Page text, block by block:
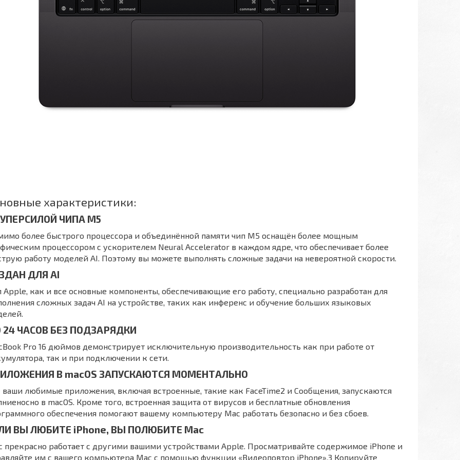
характеристики:
ЧИПА M5
более быстрого процессора и объединённой памяти чип M5 оснащён более мощным
процессором с ускорителем Neural Accelerator в каждом ядре, что обеспечивает более
работу моделей AI. Поэтому вы можете выполнять сложные задачи на невероятной скорости.
ДЛЯ AI
Apple, как и все основные компоненты, обеспечивающие его работу, специально разработан для
сложных задач AI на устройстве, таких как инференс и обучение больших языковых
ЧАСОВ БЕЗ ПОДЗАРЯДКИ
Pro 16 дюймов демонстрирует исключительную производительность как при работе от
так и при подключении к сети.
В macOS ЗАПУСКАЮТСЯ МОМЕНТАЛЬНО
ваши любимые приложения, включая встроенные, такие как FaceTime2 и Сообщения, запускаются
в macOS. Кроме того, встроенная защита от вирусов и бесплатные обновления
обеспечения помогают вашему компьютеру Mac работать безопасно и без сбоев.
ВЫ ЛЮБИТЕ iPhone, ВЫ ПОЛЮБИТЕ Mac
прекрасно работает с другими вашими устройствами Apple. Просматривайте содержимое iPhone и
им с вашего компьютера Mac с помощью функции «Видеоповтор iPhone».3 Копируйте